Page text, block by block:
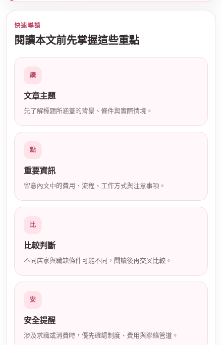
快速導讀
閱讀本文前先掌握這些重點
讀
文章主題
先了解標題所涵蓋的背景、條件與實際情境。
點
重要資訊
留意內文中的費用、流程、工作方式與注意事項。
比
比較判斷
不同店家與職缺條件可能不同，閱讀後再交叉比較。
安
安全提醒
涉及求職或消費時，優先確認制度、費用與聯絡管道。